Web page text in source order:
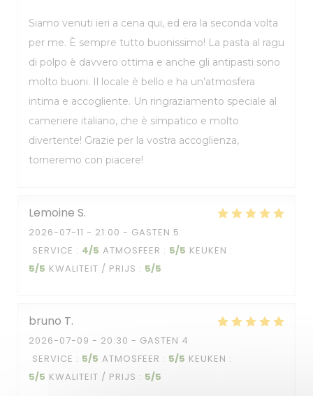
Siamo venuti ieri a cena qui, ed era la seconda volta
per me. È sempre tutto buonissimo! La pasta al ragu
di polpo è davvero ottima e anche gli antipasti sono
molto buoni. Il locale è bello e ha un’atmosfera
intima e accogliente. Un ringraziamento speciale al
cameriere italiano, che è simpatico e molto
divertente! Grazie per la vostra accoglienza,
torneremo con piacere!
Lemoine S
2026-07-11 - 21:00 - GASTEN 5
SERVICE : 4/5 ATMOSFEER : 5/5 KEUKEN :
5/5 KWALITEIT / PRIJS : 5/5
bruno T
2026-07-09 - 20:30 - GASTEN 4
SERVICE : 5/5 ATMOSFEER : 5/5 KEUKEN :
5/5 KWALITEIT / PRIJS : 5/5